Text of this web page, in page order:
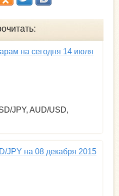
на сегодня 14 июля
JPY, AUD/USD,
JPY на 08 декабря 2015